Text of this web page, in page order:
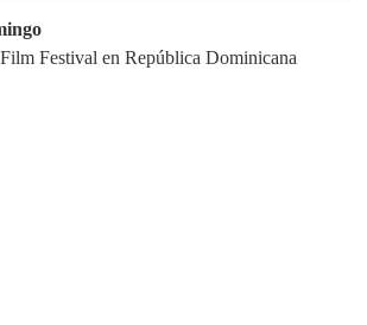
Festival en República Dominicana